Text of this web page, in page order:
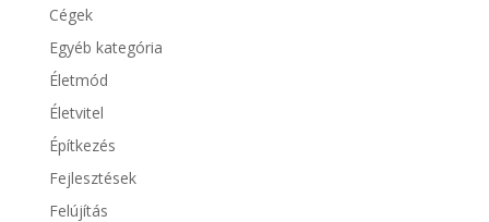
Cégek
Egyéb kategória
Életmód
Életvitel
Építkezés
Fejlesztések
Felújítás